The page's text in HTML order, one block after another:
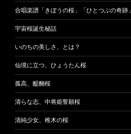
合唱楽譜「きぼうの桜」「ひとつぶの奇跡」
宇宙桜誕生秘話
いのちの美しさ、とは？
仙境に立つ、ひょうたん桜
孤高、醍醐桜
清らな志、中将姫誓願桜
清純少女、稚木の桜